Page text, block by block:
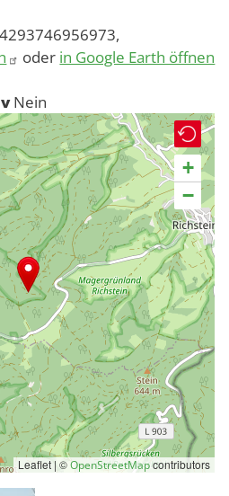
oder in Google Earth öffnen
Nein
+
−
Leaflet | ©OpenStreetMapcontributors